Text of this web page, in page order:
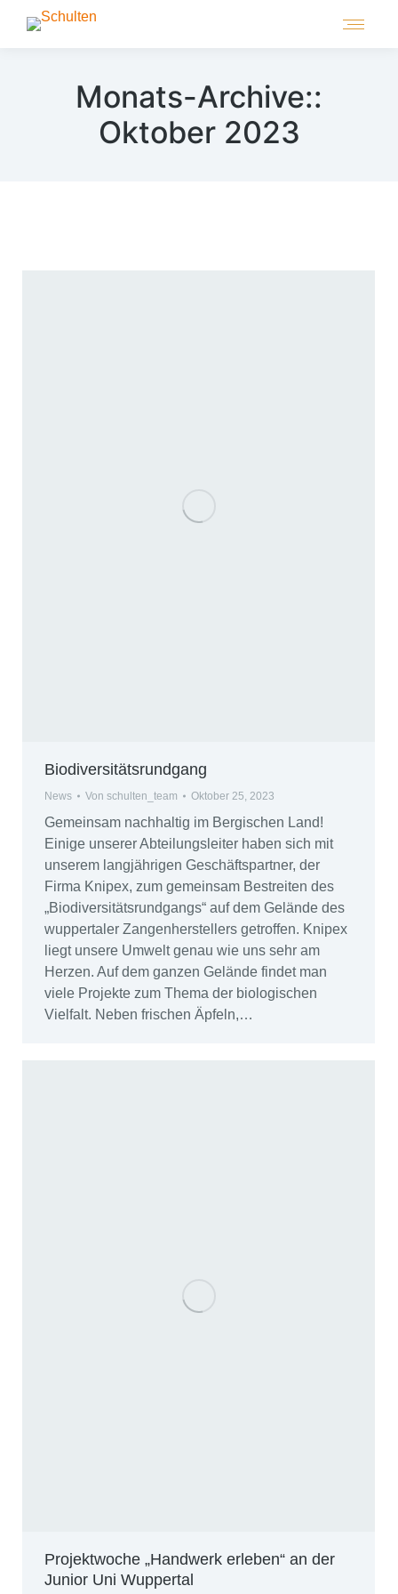
Monats-Archive::
Oktober 2023
Biodiversitätsrundgang
News Von schulten_team Oktober 25, 2023
Gemeinsam nachhaltig im Bergischen Land!
Einige unserer Abteilungsleiter haben sich mit
unserem langjährigen Geschäftspartner, der
Firma Knipex, zum gemeinsam Bestreiten des
„Biodiversitätsrundgangs“ auf dem Gelände des
wuppertaler Zangenherstellers getroffen. Knipex
liegt unsere Umwelt genau wie uns sehr am
Herzen. Auf dem ganzen Gelände findet man
viele Projekte zum Thema der biologischen
Vielfalt. Neben frischen Äpfeln,…
Projektwoche „Handwerk erleben“ an der
Junior Uni Wuppertal